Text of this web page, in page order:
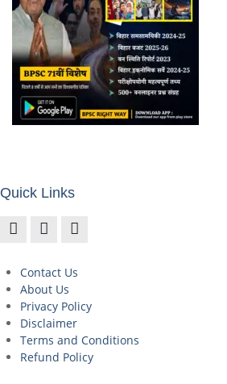
Quick Links
Contact Us
About Us
Privacy Policy
Disclaimer
Terms and Conditions
Refund Policy